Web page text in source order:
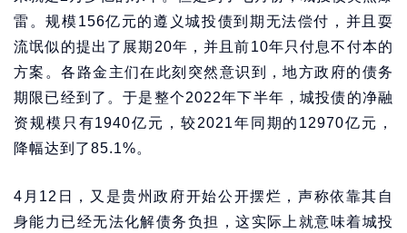
雷。规模156亿元的遵义城投债到期无法偿付，并且耍
流氓似的提出了展期20年，并且前10年只付息不付本的
方案。各路金主们在此刻突然意识到，地方政府的债务
期限已经到了。于是整个2022年下半年，城投债的净融
资规模只有1940亿元，较2021年同期的12970亿元，
降幅达到了85.1%。
4月12日，又是贵州政府开始公开摆烂，声称依靠其自
身能力已经无法化解债务负担，这实际上就意味着城投